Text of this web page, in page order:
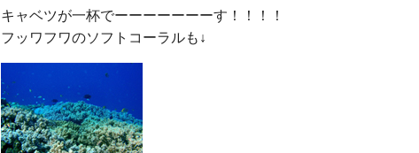
キャベツが一杯でーーーーーーーす！！！！